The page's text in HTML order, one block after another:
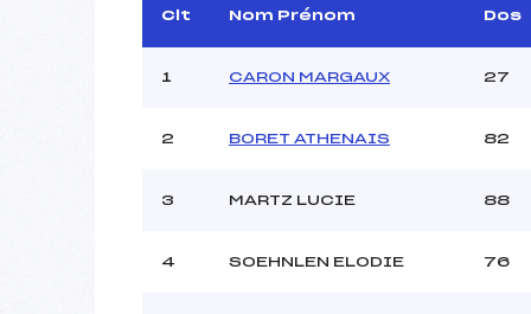
Assistant :
MANCHE 1
Heure de départ :
Ouvreurs A :
Clt Nom Prénom Dos
1 CARON MARGAUX 27
2 BORET ATHENAIS 82
3 MARTZ LUCIE 88
4 SOEHNLEN ELODIE 76